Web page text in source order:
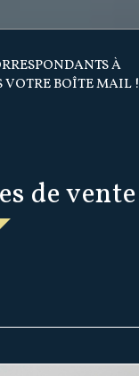
À
VOTRE BOÎTE MAIL !
de vente